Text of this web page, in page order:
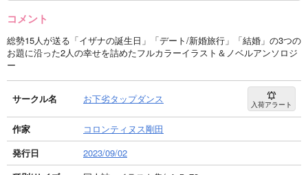
コメント
総勢15人が送る「イザナの誕生日」「デート/新婚旅行」「結婚」の3つの
お題に沿った2人の幸せを詰めたフルカラーイラスト＆ノベルアンソロジ
ー
サークル名 お下劣タップダンス 入荷アラート
作家
コロンティヌス剛田
発行日
2023/09/02